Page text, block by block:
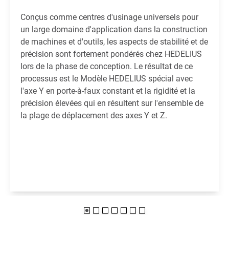
Conçus comme centres d'usinage universels pour
un large domaine d'application dans la construction
de machines et d'outils, les aspects de stabilité et de
précision sont fortement pondérés chez HEDELIUS
lors de la phase de conception. Le résultat de ce
processus est le Modèle HEDELIUS spécial avec
l'axe Y en porte-à-faux constant et la rigidité et la
précision élevées qui en résultent sur l'ensemble de
la plage de déplacement des axes Y et Z.